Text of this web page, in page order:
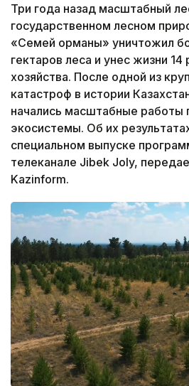
Три года назад масштабный
государственном лесном
«Семей орманы» уничтожил
гектаров леса и унес жизни 14
хозяйства. После одной из
катастроф в истории
начались масштабные работы
экосистемы. Об их
специальном выпуске
телеканале Jibek Joly,
Kazinform.